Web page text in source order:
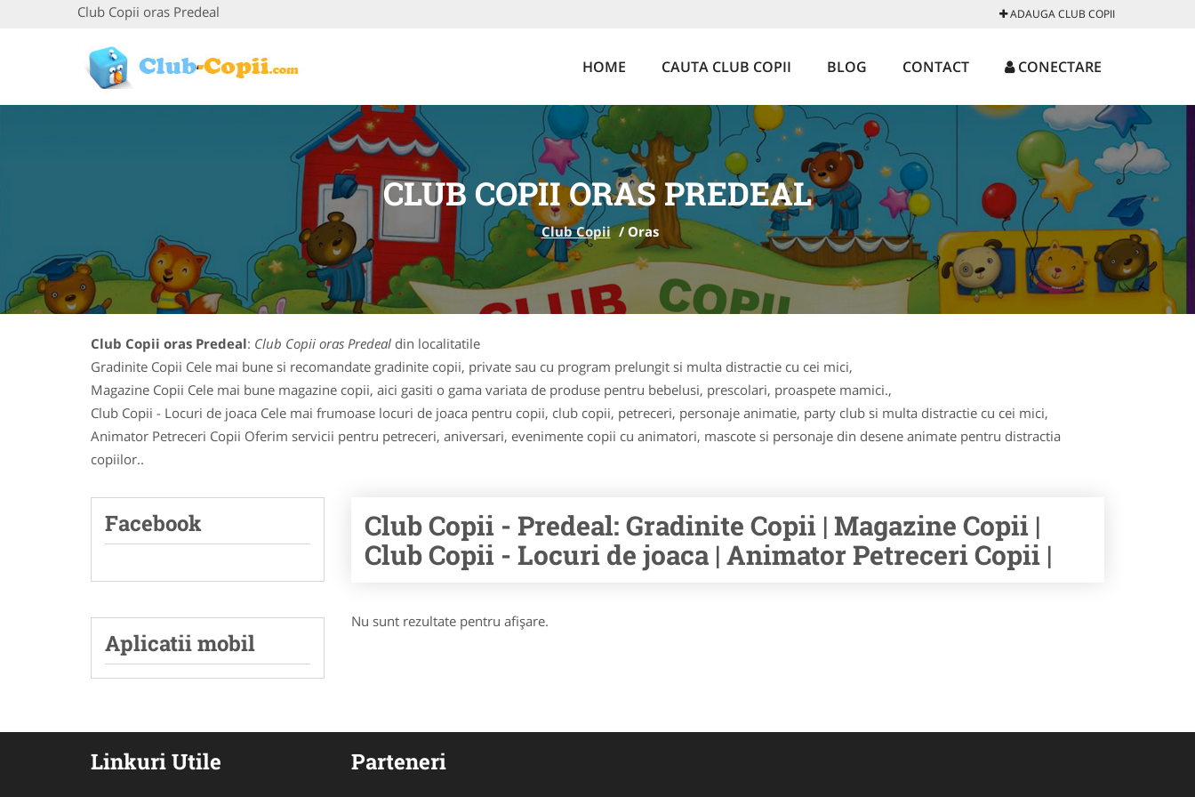
Club Copii oras Predeal ADAUGA CLUB COPII
HOME CAUTA CLUB COPII BLOG CONTACT CONECTARE
CLUB COPII ORAS PREDEAL
Club Copii / Oras
Club Copii oras Predeal: Club Copii oras Predeal din localitatile
Gradinite Copii Cele mai bune si recomandate gradinite copii, private sau cu program prelungit si multa distractie cu cei mici,
Magazine Copii Cele mai bune magazine copii, aici gasiti o gama variata de produse pentru bebelusi, prescolari, proaspete mamici.,
Club Copii - Locuri de joaca Cele mai frumoase locuri de joaca pentru copii, club copii, petreceri, personaje animatie, party club si multa distractie cu cei mici,
Animator Petreceri Copii Oferim servicii pentru petreceri, aniversari, evenimente copii cu animatori, mascote si personaje din desene animate pentru distractia
copiilor..
Facebook
Aplicatii mobil
Club Copii - Predeal: Gradinite Copii | Magazine Copii |
Club Copii - Locuri de joaca | Animator Petreceri Copii |
Nu sunt rezultate pentru afişare.
Linkuri Utile Parteneri